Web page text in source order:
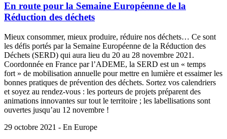
En route pour la Semaine Européenne de la
Réduction des déchets
Mieux consommer, mieux produire, réduire nos déchets… Ce sont
les défis portés par la Semaine Européenne de la Réduction des
Déchets (SERD) qui aura lieu du 20 au 28 novembre 2021.
Coordonnée en France par l’ADEME, la SERD est un « temps
fort » de mobilisation annuelle pour mettre en lumière et essaimer les
bonnes pratiques de prévention des déchets. Sortez vos calendriers
et soyez au rendez-vous : les porteurs de projets préparent des
animations innovantes sur tout le territoire ; les labellisations sont
ouvertes jusqu’au 12 novembre !
29 octobre 2021 - En Europe